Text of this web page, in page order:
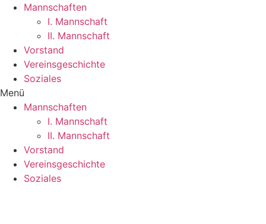
Mannschaften
I. Mannschaft
II. Mannschaft
Vorstand
Vereinsgeschichte
Soziales
Menü
Mannschaften
I. Mannschaft
II. Mannschaft
Vorstand
Vereinsgeschichte
Soziales